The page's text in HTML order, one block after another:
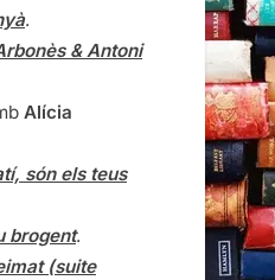
.
& Antoni
Alícia
són els teus
brogent.
(suite